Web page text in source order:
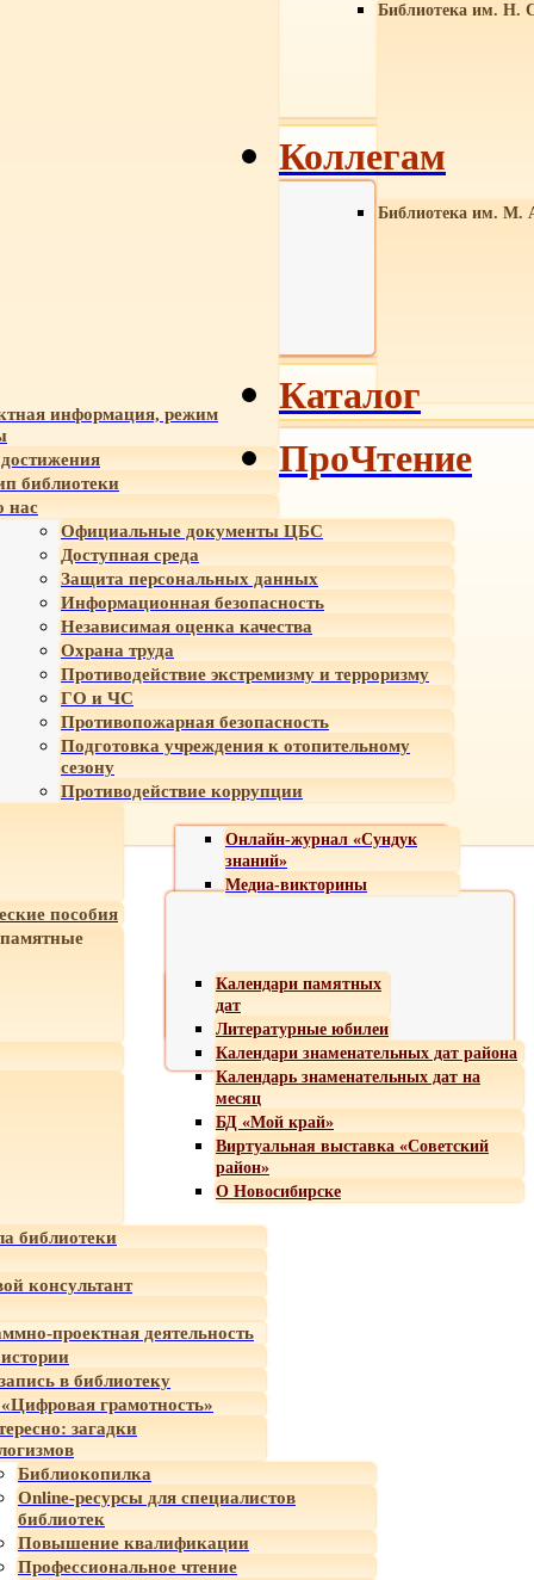
Библиотека им. Н.
Библиотека им. М.
информация, режим
библиотеки
нас
Официальные документы ЦБС
Доступная среда
Защита персональных данных
Информационная безопасность
Независимая оценка качества
Охрана труда
Противодействие экстремизму и терроризму
ГО и ЧС
Противопожарная безопасность
Подготовка учреждения к отопительному
сезону
Противодействие коррупции
Онлайн-журнал «Сундук
знаний»
Медиа-викторины
пособия
Календари памятных
дат
Литературные юбилеи
Календари знаменательных дат района
Календарь знаменательных дат на
месяц
БД «Мой край»
Виртуальная выставка «Советский
район»
О Новосибирске
библиотеки
консультант
проектная деятельность
в библиотеку
грамотность»
загадки
Коллегам
Библиокопилка
Online-ресурсы для специалистов
библиотек
Повышение квалификации
Профессиональное чтение
Каталог
ПроЧтение